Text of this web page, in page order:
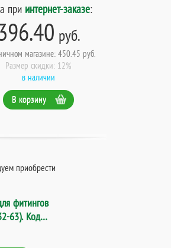
при интернет-заказе:
руб.
магазине: 450.45 руб.
Размер скидки: 12%
в наличии
В корзину
приобрести
фитингов
63). Код